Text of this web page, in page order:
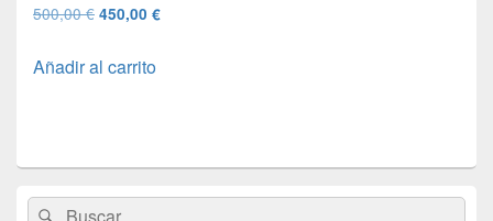
500,00€ El
original
450,00 €El
Añadir al carrito
área
BuscarBuscar